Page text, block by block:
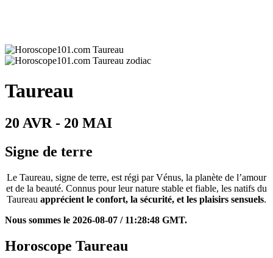
Taureau
20 AVR - 20 MAI
Signe de terre
Le Taureau, signe de terre, est régi par Vénus, la planète de l’amour
et de la beauté. Connus pour leur nature stable et fiable, les natifs du
Taureau apprécient le confort, la sécurité, et les plaisirs sensuels.
Nous sommes le 2026-08-07 / 11:28:48 GMT.
Horoscope Taureau